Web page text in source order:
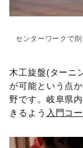
センターワークで
木工旋盤(ターニ
が可能という点
野です。岐阜県
きるよう 入門コ